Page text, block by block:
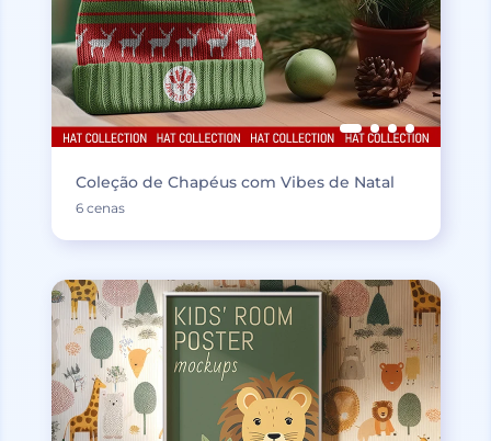
Coleção de Chapéus com Vibes de Natal
6 cenas